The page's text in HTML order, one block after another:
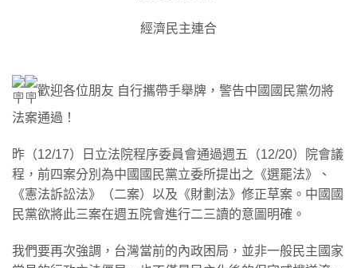
經濟民主連合
歡迎各位朋友 自行攜帶手舉牌，警告中國國民黨勿將
法案通過！
昨（12/17）日立法院程序委員會通過週五（12/20）院會議
程，前四案分別為中國國民黨立委所提出之《選罷法》、
《憲法訴訟法》（二案）以及《財劃法》修正草案。中國國
民黨欲將此三案在週五院會進行二三讀的意圖明確。
我們要再次強調，台灣當前的內政困局，並非一般民主國家